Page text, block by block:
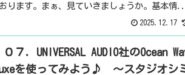
ります。まぁ、見ていきましょうか。基本情...
2025.12.17
０７．UNIVERSAL AUDIO社のOcean
を使ってみよう♪ ～スタジオシ